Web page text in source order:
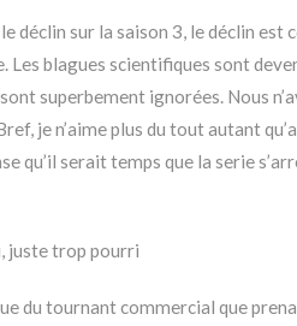
déclin sur la saison 3, le déclin est
Les blagues scientifiques sont
superbement ignorées. Nous
je n’aime plus du tout autant
qu’il serait temps que la serie
juste trop pourri
du tournant commercial que